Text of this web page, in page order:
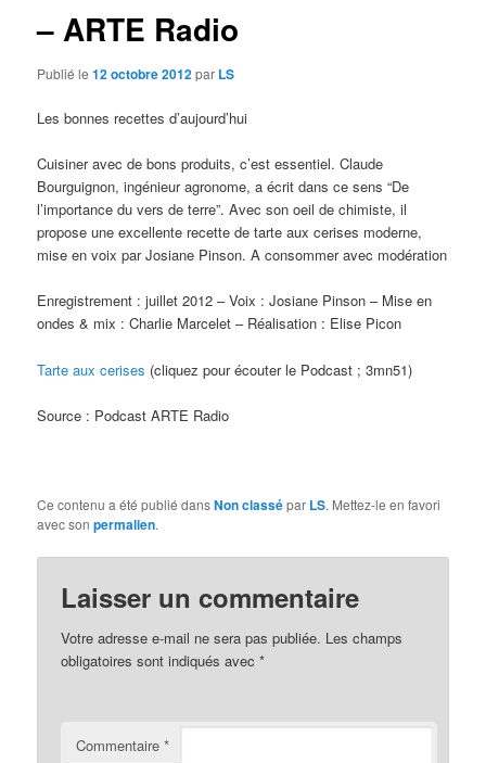
– ARTE Radio
Publié le12 octobre 2012par LS
Les bonnes recettes d’aujourd’hui
Cuisiner avec de bons produits, c’est essentiel. Claude
Bourguignon, ingénieur agronome, a écrit dans ce sens “De
l’importance du vers de terre”. Avec son oeil de chimiste, il
propose une excellente recette de tarte aux cerises moderne,
mise en voix par Josiane Pinson. A consommer avec modération
Enregistrement : juillet 2012 – Voix : Josiane Pinson – Mise en
ondes & mix : Charlie Marcelet – Réalisation : Elise Picon
Tarte aux cerises (cliquez pour écouter le Podcast ; 3mn51)
Source : Podcast ARTE Radio
Ce contenu a été publié dansNon classépar LS. Mettez-le en favori
avec sonpermalien.
Laisser un commentaire
Votre adresse e-mail ne sera pas publiée. Les champs
obligatoires sont indiqués avec*
Commentaire*